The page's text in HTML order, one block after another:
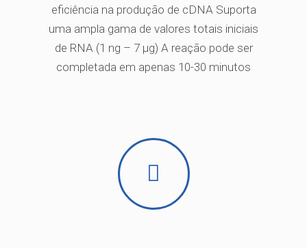
eficiência na produção de cDNA Suporta
uma ampla gama de valores totais iniciais
de RNA (1 ng – 7 μg) A reação pode ser
completada em apenas 10-30 minutos